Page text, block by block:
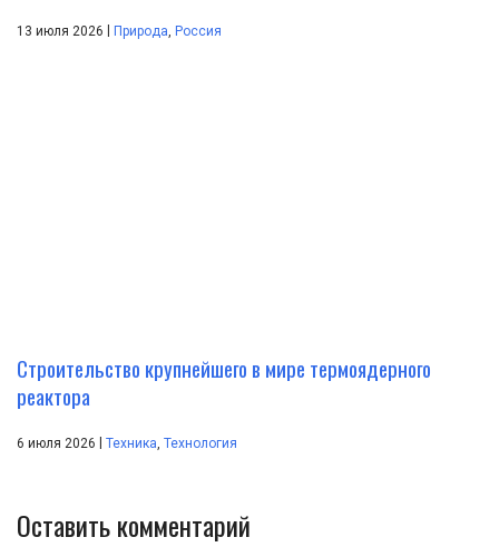
13 июля 2026 | Природа Россия
Строительство крупнейшего в мире термоядерного
реактора
6 июля 2026 Техника, Технология
Оставить комментарий